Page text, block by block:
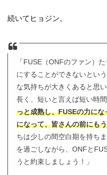
続いてヒョジン。
「FUSE（ONFのファン）
にすることができないとい
な気持ちが大きくあると思
長く、短いと言えば短い時
っと成熟し、FUSEの力に
になって、皆さんの前にも
ちは少しの間空白期を持ち
を過ごしながら、ONFと
うと約束しましょう！」